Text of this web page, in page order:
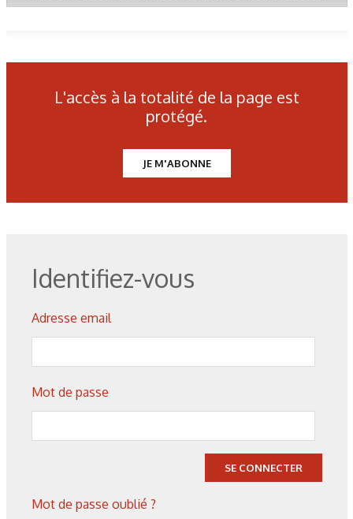
métallurgiques et mécaniques en traitement thermique [3].
Figure 3 : Représentation classique d’un profil de champ de
superficiellement [4].
Tableau 1 : Evolution des paramètres de maille en fonction
de la quantité de C et N.
Figure 5 : Fractographie de la pièce tapée traitée par
Figure 6 : Profil de duretés et de contraintes résiduelles sur
Tableau 2 : Estimation des contraintes résiduelles de
L'accès à la totalité de la page est
protégé.
JE M'ABONNE
Identifiez-vous
Adresse email
Mot de passe
SE CONNECTER
Mot de passe oublié ?